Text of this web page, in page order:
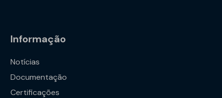
Informação
Notícias
Documentação
Certificações